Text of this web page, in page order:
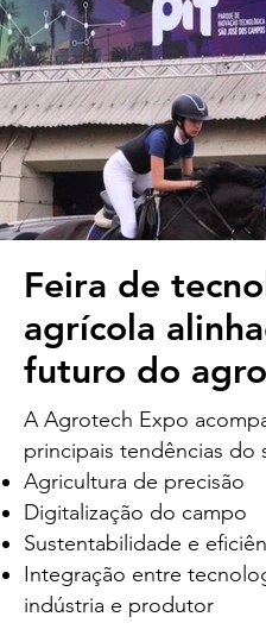
Feira de
agrícola
futuro do agro
A Agrotech Expo
principais tendências do
Agricultura de precisão
Digitalização do campo
Sustentabilidade e
Integração entre
indústria e produtor